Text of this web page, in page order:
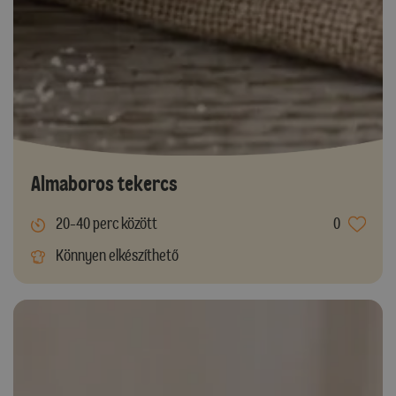
Almaboros tekercs
20-40 perc között
0
Könnyen elkészíthető